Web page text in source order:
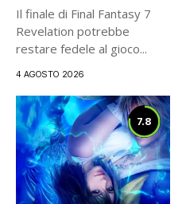
Il finale di Final Fantasy 7
Revelation potrebbe
restare fedele al gioco...
4 AGOSTO 2026
7.8